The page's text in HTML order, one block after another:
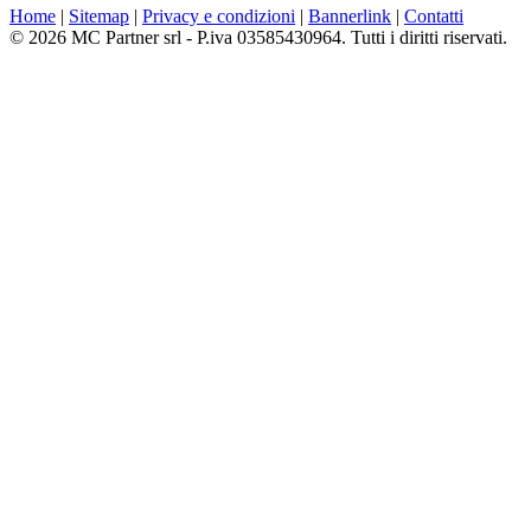
Home | Sitemap | Privacy e condizioni | Bannerlink | Contatti
© 2026 MC Partner srl - P.iva 03585430964. Tutti i diritti riservati.